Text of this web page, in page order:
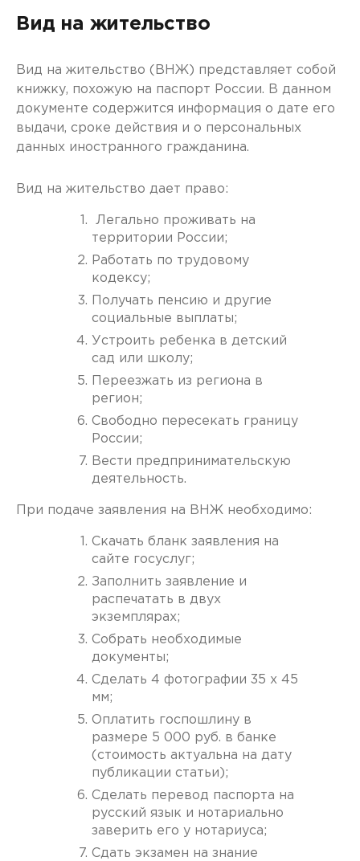
Вид на жительство
Вид на жительство (ВНЖ) представляет собой
книжку, похожую на паспорт России. В данном
документе содержится информация о дате его
выдачи, сроке действия и о персональных
данных иностранного гражданина.
Вид на жительство дает право:
Легально проживать на
территории России;
Работать по трудовому
кодексу;
Получать пенсию и другие
социальные выплаты;
Устроить ребенка в детский
сад или школу;
Переезжать из региона в
регион;
Свободно пересекать границу
России;
Вести предпринимательскую
деятельность.
При подаче заявления на ВНЖ необходимо:
Скачать бланк заявления на
сайте госуслуг;
Заполнить заявление и
распечатать в двух
экземплярах;
Собрать необходимые
документы;
Сделать 4 фотографии 35 x 45
мм;
Оплатить госпошлину в
размере 5 000 руб. в банке
(стоимость актуальна на дату
публикации статьи);
Сделать перевод паспорта на
русский язык и нотариально
заверить его у нотариуса;
Сдать экзамен на знание